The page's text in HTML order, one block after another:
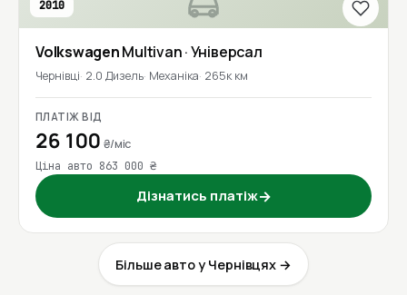
2010
VolkswagenMultivan· Універсал
Чернівці 2.0 Дизель Механіка 265к км
ПЛАТІЖ ВІД
26 100 ₴/міс
Ціна авто 863 000 ₴
Дізнатись платіж→
Більше авто у Чернівцях →